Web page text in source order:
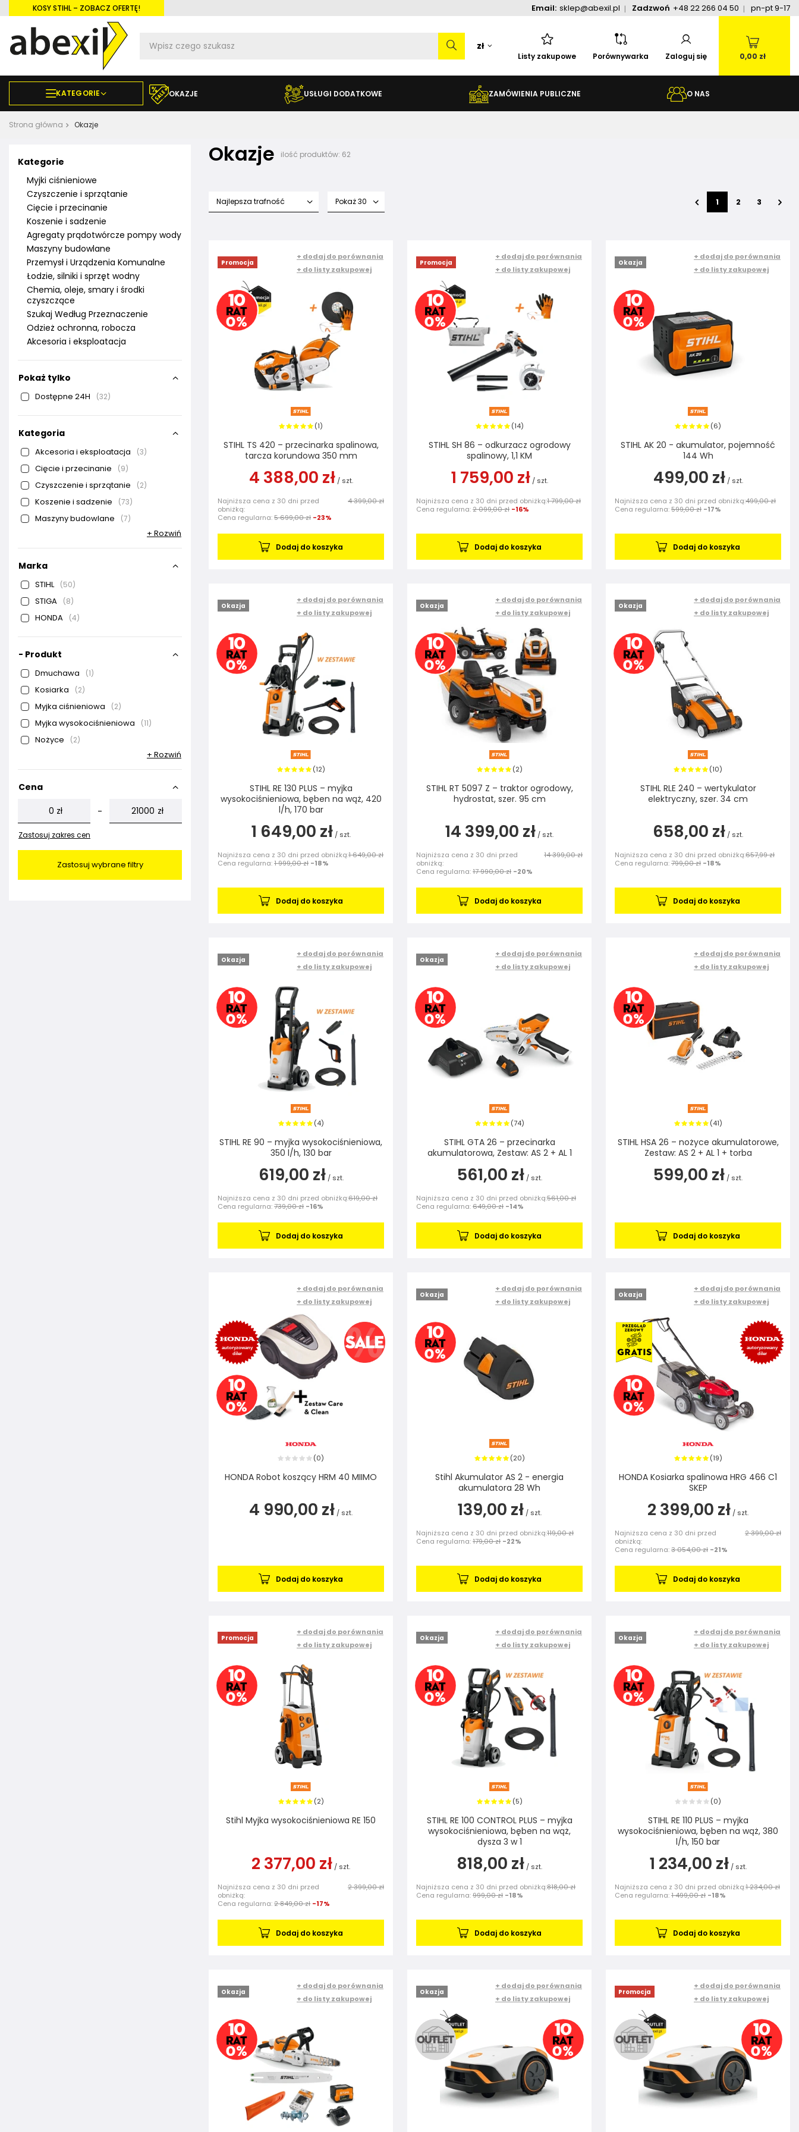
KOSY STIHL – ZOBACZ OFERTĘ! Email: sklep@abexil.pl Zadzwoń +48 22 266 04 50 pn-pt 9-17
zł
Listy zakupowe Porównywarka Zaloguj się 0,00 zł
KATEGORIE OKAZJE USŁUGI DODATKOWE ZAMÓWIENIA PUBLICZNE O NAS
Strona główna Okazje
Kategorie
Myjki ciśnieniowe
Czyszczenie i sprzątanie
Cięcie i przecinanie
Koszenie i sadzenie
Agregaty prądotwórcze pompy wody
Maszyny budowlane
Przemysł i Urządzenia Komunalne
Łodzie, silniki i sprzęt wodny
Chemia, oleje, smary i środki
czyszczące
Szukaj Według Przeznaczenie
Odzież ochronna, robocza
Akcesoria i eksploatacja
Pokaż tylko
Dostępne 24H 32
Kategoria
Akcesoria i eksploatacja 3
Cięcie i przecinanie 9
Czyszczenie i sprzątanie 2
Koszenie i sadzenie 73
Maszyny budowlane 7
+ Rozwiń
Marka
STIHL 50
STIGA 8
HONDA 4
- Produkt
Dmuchawa 1
Kosiarka 2
Myjka ciśnieniowa 2
Myjka wysokociśnieniowa 11
Nożyce 2
+ Rozwiń
Cena
zł
- zł
Zastosuj zakres cen
Zastosuj wybrane filtry
Okazje ilość produktów: 62
Najlepsza trafność Pokaż 30 1 2 3
Promocja
+ dodaj do porównania
+ do listy zakupowej
(1)
STIHL TS 420 – przecinarka spalinowa,
tarcza korundowa 350 mm
4 388,00 zł / szt.
Najniższa cena z 30 dni przed
obniżką:
4 399,00 zł
Cena regularna:5 699,00 zł -23%
Dodaj do koszyka
Promocja
+ dodaj do porównania
+ do listy zakupowej
(14)
STIHL SH 86 – odkurzacz ogrodowy
spalinowy, 1,1 KM
1 759,00 zł / szt.
Najniższa cena z 30 dni przed obniżką:1 799,00 zł
Cena regularna:2 099,00 zł -16%
Dodaj do koszyka
Okazja
+ dodaj do porównania
+ do listy zakupowej
(6)
STIHL AK 20 - akumulator, pojemność
144 Wh
499,00 zł / szt.
Najniższa cena z 30 dni przed obniżką:499,00 zł
Cena regularna:599,00 zł -17%
Dodaj do koszyka
Okazja
+ dodaj do porównania
+ do listy zakupowej
(12)
STIHL RE 130 PLUS – myjka
wysokociśnieniowa, bęben na wąż, 420
l/h, 170 bar
1 649,00 zł / szt.
Najniższa cena z 30 dni przed obniżką:1 649,00 zł
Cena regularna:1 999,00 zł -18%
Dodaj do koszyka
Okazja
+ dodaj do porównania
+ do listy zakupowej
(2)
STIHL RT 5097 Z – traktor ogrodowy,
hydrostat, szer. 95 cm
14 399,00 zł / szt.
Najniższa cena z 30 dni przed
obniżką:
14 399,00 zł
Cena regularna:17 990,00 zł -20%
Dodaj do koszyka
Okazja
+ dodaj do porównania
+ do listy zakupowej
(10)
STIHL RLE 240 – wertykulator
elektryczny, szer. 34 cm
658,00 zł / szt.
Najniższa cena z 30 dni przed obniżką:657,99 zł
Cena regularna:799,00 zł -18%
Dodaj do koszyka
Okazja
+ dodaj do porównania
+ do listy zakupowej
(4)
STIHL RE 90 – myjka wysokociśnieniowa,
350 l/h, 130 bar
619,00 zł / szt.
Najniższa cena z 30 dni przed obniżką:619,00 zł
Cena regularna:739,00 zł -16%
Dodaj do koszyka
Okazja
+ dodaj do porównania
+ do listy zakupowej
(74)
STIHL GTA 26 – przecinarka
akumulatorowa, Zestaw: AS 2 + AL 1
561,00 zł / szt.
Najniższa cena z 30 dni przed obniżką:561,00 zł
Cena regularna:649,00 zł -14%
Dodaj do koszyka
+ dodaj do porównania
+ do listy zakupowej
(41)
STIHL HSA 26 – nożyce akumulatorowe,
Zestaw: AS 2 + AL 1 + torba
599,00 zł / szt.
Dodaj do koszyka
+ dodaj do porównania
+ do listy zakupowej
(0)
HONDA Robot koszący HRM 40 MIIMO
4 990,00 zł / szt.
Dodaj do koszyka
Okazja
+ dodaj do porównania
+ do listy zakupowej
(20)
Stihl Akumulator AS 2 - energia
akumulatora 28 Wh
139,00 zł / szt.
Najniższa cena z 30 dni przed obniżką:119,00 zł
Cena regularna:179,00 zł -22%
Dodaj do koszyka
Okazja
+ dodaj do porównania
+ do listy zakupowej
(19)
HONDA Kosiarka spalinowa HRG 466 C1
SKEP
2 399,00 zł / szt.
Najniższa cena z 30 dni przed
obniżką:
2 399,00 zł
Cena regularna:3 054,00 zł -21%
Dodaj do koszyka
Promocja
+ dodaj do porównania
+ do listy zakupowej
(2)
Stihl Myjka wysokociśnieniowa RE 150
2 377,00 zł / szt.
Najniższa cena z 30 dni przed
obniżką:
2 399,00 zł
Cena regularna:2 849,00 zł -17%
Dodaj do koszyka
Okazja
+ dodaj do porównania
+ do listy zakupowej
(5)
STIHL RE 100 CONTROL PLUS – myjka
wysokociśnieniowa, bęben na wąż,
dysza 3 w 1
818,00 zł / szt.
Najniższa cena z 30 dni przed obniżką:818,00 zł
Cena regularna:999,00 zł -18%
Dodaj do koszyka
Okazja
+ dodaj do porównania
+ do listy zakupowej
(0)
STIHL RE 110 PLUS – myjka
wysokociśnieniowa, bęben na wąż, 380
l/h, 150 bar
1 234,00 zł / szt.
Najniższa cena z 30 dni przed obniżką:1 234,00 zł
Cena regularna:1 499,00 zł -18%
Dodaj do koszyka
Okazja
+ dodaj do porównania
+ do listy zakupowej
Okazja
+ dodaj do porównania
+ do listy zakupowej
Promocja
+ dodaj do porównania
+ do listy zakupowej